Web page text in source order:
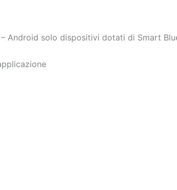
Android solo dispositivi dotati di Smart